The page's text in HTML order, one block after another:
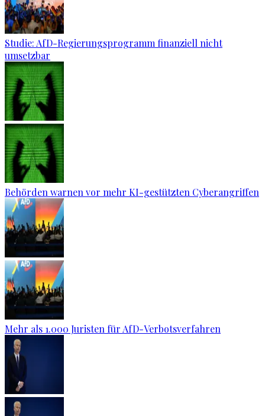
Studie: AfD-Regierungsprogramm finanziell nicht
umsetzbar
Behörden warnen vor mehr KI-gestützten Cyberangriffen
Mehr als 1.000 Juristen für AfD-Verbotsverfahren